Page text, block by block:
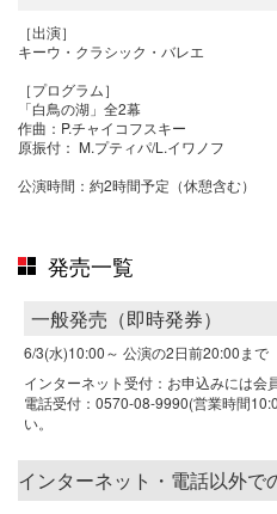
［出演］
キーウ・クラシック・バレエ
［プログラム］
「白鳥の湖」全2幕
作曲：P.チャイコフスキー
原振付： M.プティパ/L.イワノフ
公演時間：約2時間予定（休憩含む）
発売一覧
一般発売（即時発券）
6/3(水)10:00～ 公演の2日前20:00まで
インターネット受付：お申込みには会
電話受付：0570-08-9990(営業時間
い。
インターネット・電話以外で